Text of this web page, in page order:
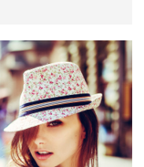
elit, sed do eiusmod
magna aliqua. Ut
incid idunt ut